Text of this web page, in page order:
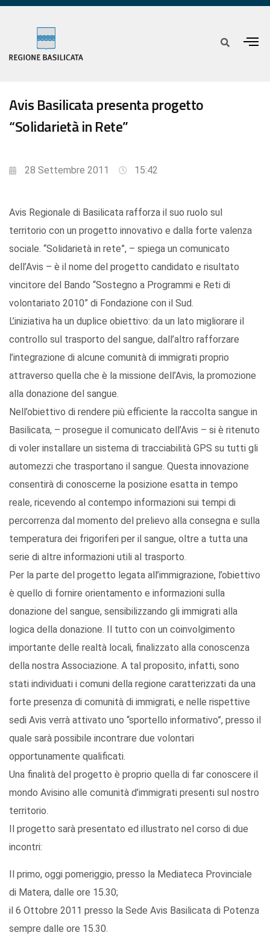
Avis Basilicata presenta progetto
“Solidarietà in Rete”
28 Settembre 2011 15:42
Avis Regionale di Basilicata rafforza il suo ruolo sul
territorio con un progetto innovativo e dalla forte valenza
sociale. “Solidarietà in rete”, – spiega un comunicato
dell’Avis – è il nome del progetto candidato e risultato
vincitore del Bando “Sostegno a Programmi e Reti di
volontariato 2010” di Fondazione con il Sud.
L’iniziativa ha un duplice obiettivo: da un lato migliorare il
controllo sul trasporto del sangue, dall’altro rafforzare
l’integrazione di alcune comunità di immigrati proprio
attraverso quella che è la missione dell’Avis, la promozione
alla donazione del sangue.
Nell’obiettivo di rendere più efficiente la raccolta sangue in
Basilicata, – prosegue il comunicato dell’Avis – si è ritenuto
di voler installare un sistema di tracciabilità GPS su tutti gli
automezzi che trasportano il sangue. Questa innovazione
consentirà di conoscerne la posizione esatta in tempo
reale, ricevendo al contempo informazioni sui tempi di
percorrenza dal momento del prelievo alla consegna e sulla
temperatura dei frigoriferi per il sangue, oltre a tutta una
serie di altre informazioni utili al trasporto.
Per la parte del progetto legata all’immigrazione, l’obiettivo
è quello di fornire orientamento e informazioni sulla
donazione del sangue, sensibilizzando gli immigrati alla
logica della donazione. Il tutto con un coinvolgimento
importante delle realtà locali, finalizzato alla conoscenza
della nostra Associazione. A tal proposito, infatti, sono
stati individuati i comuni della regione caratterizzati da una
forte presenza di comunità di immigrati, e nelle rispettive
sedi Avis verrà attivato uno “sportello informativo”, presso il
quale sarà possibile incontrare due volontari
opportunamente qualificati.
Una finalità del progetto è proprio quella di far conoscere il
mondo Avisino alle comunità d’immigrati presenti sul nostro
territorio.
Il progetto sarà presentato ed illustrato nel corso di due
incontri:
Il primo, oggi pomeriggio, presso la Mediateca Provinciale
di Matera, dalle ore 15.30;
il 6 Ottobre 2011 presso la Sede Avis Basilicata di Potenza
sempre dalle ore 15.30.